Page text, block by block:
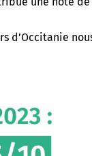
d’Occitanie